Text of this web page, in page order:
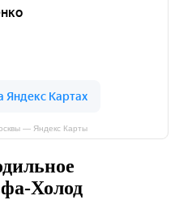
— Яндекс Карты
Холод